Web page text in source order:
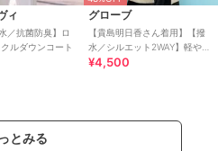
ィ
／抗菌防臭】ロ
ルダウンコート
グローブ
【貴島明日香さん着用】【撥
水／シルエット2WAY】軽やか
ミドルトレンチコート
¥4,500
とみる